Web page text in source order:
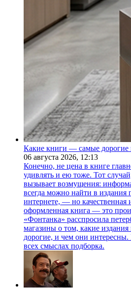
Какие книги — самые дорогие
06 августа 2026, 12:13
Конечно, не цена в книге
удивлять и ею тоже. Тот
вызывает возмущения:
всегда можно найти в
интернете, — но качественная
оформленная книга — это
«Фонтанка» расспросила
магазины о том, какие
дорогие, и чем они интересны.
всех смыслах подборка.